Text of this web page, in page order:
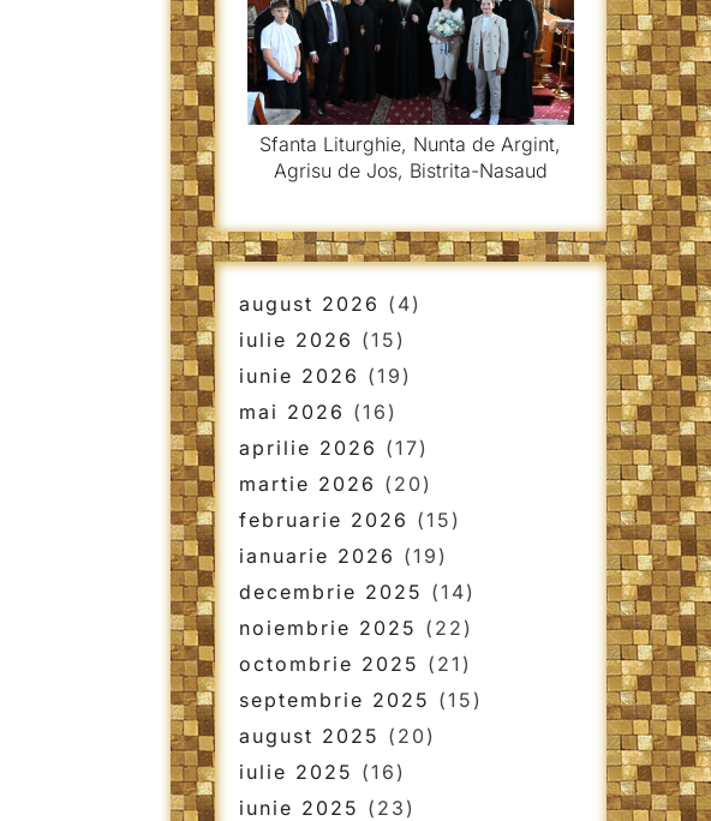
Sfanta Liturghie, Nunta de Argint,
Agrisu de Jos, Bistrita-Nasaud
august 2026 (4)
iulie 2026 (15)
iunie 2026 (19)
mai 2026 (16)
aprilie 2026 (17)
martie 2026 (20)
februarie 2026 (15)
ianuarie 2026 (19)
decembrie 2025 (14)
noiembrie 2025 (22)
octombrie 2025 (21)
septembrie 2025 (15)
august 2025 (20)
iulie 2025 (16)
iunie 2025 (23)